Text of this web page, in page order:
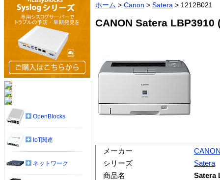
ホーム > Canon > Satera > 1212B021
CANON Satera LBP3910
メーカー
シリーズ
Satera
商品名
Satera
OpenBlocks
IoT関連
ネットワーク